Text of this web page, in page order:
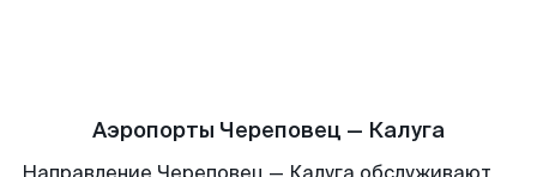
Аэропорты Череповец — Калуга